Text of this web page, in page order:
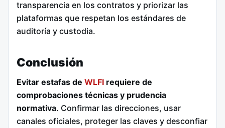
transparencia en los contratos y priorizar las
plataformas que respetan los estándares de
auditoría y custodia.
Conclusión
Evitar estafas de WLFI requiere de
comprobaciones técnicas y prudencia
normativa. Confirmar las direcciones, usar
canales oficiales, proteger las claves y desconfiar